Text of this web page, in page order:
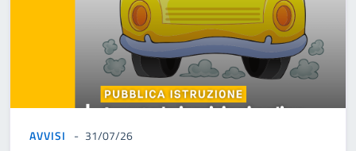
AVVISI 31/07/26